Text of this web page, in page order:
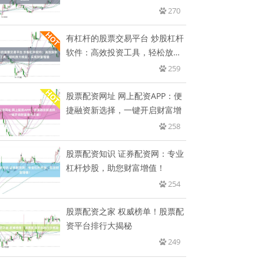
270
有杠杆的股票交易平台 炒股杠杆
软件：高效投资工具，轻松放大
259
股票配资网址 网上配资APP：便
捷融资新选择，一键开启财富增
258
股票配资知识 证券配资网：专业
杠杆炒股，助您财富增值！
254
股票配资之家 权威榜单！股票配
资平台排行大揭秘
249